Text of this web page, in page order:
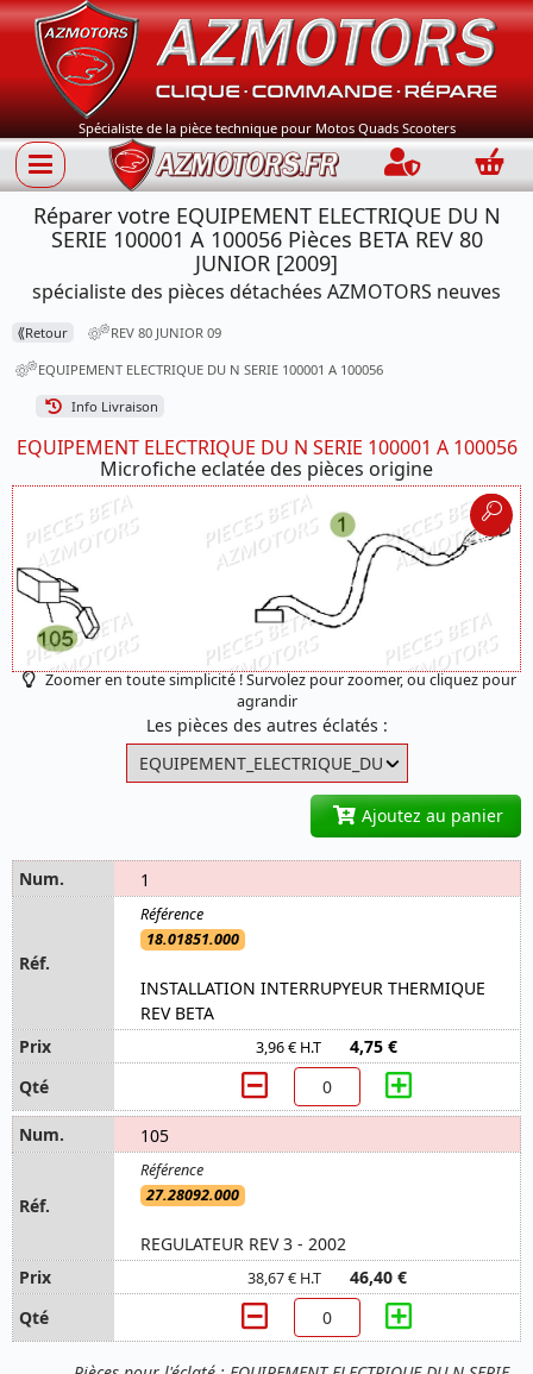
Spécialiste de la pièce technique pour Motos Quads Scooters
Connection
Réparer votre EQUIPEMENT ELECTRIQUE DU N
SERIE 100001 A 100056 Pièces BETA REV 80
JUNIOR [2009]
spécialiste des pièces détachées AZMOTORS neuves
⟪Retour REV 80 JUNIOR 09
EQUIPEMENT ELECTRIQUE DU N SERIE 100001 A 100056
Info Livraison
EQUIPEMENT ELECTRIQUE DU N SERIE 100001 A 100056
Microfiche eclatée des pièces origine
Zoomer en toute simplicité ! Survolez pour zoomer, ou cliquez pour
agrandir
Les pièces des autres éclatés :
Ajoutez au panier
1
18.01851.000
INSTALLATION INTERRUPYEUR THERMIQUE
REV BETA
3,96 € H.T 4,75 €
105
27.28092.000
REGULATEUR REV 3 - 2002
38,67 € H.T 46,40 €